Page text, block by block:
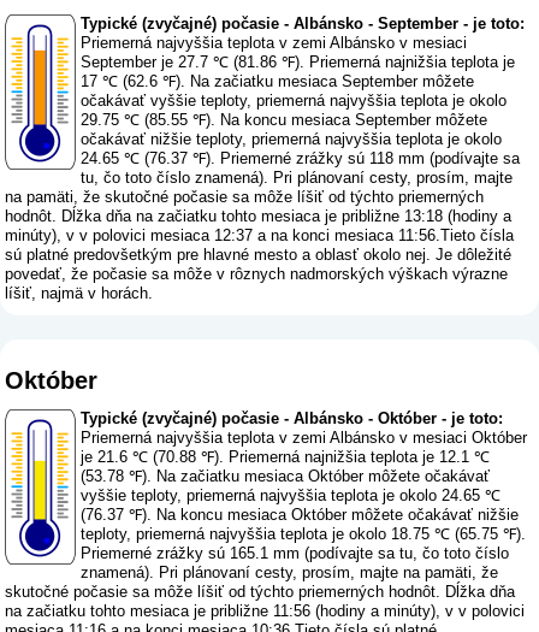
Typické (zvyčajné) počasie - Albánsko - September - je toto:
Priemerná najvyššia teplota v zemi Albánsko v mesiaci
September je 27.7 ℃ (81.86 ℉). Priemerná najnižšia teplota je
17 ℃ (62.6 ℉). Na začiatku mesiaca September môžete
očakávať vyššie teploty, priemerná najvyššia teplota je okolo
29.75 ℃ (85.55 ℉). Na koncu mesiaca September môžete
očakávať nižšie teploty, priemerná najvyššia teplota je okolo
24.65 ℃ (76.37 ℉). Priemerné zrážky sú 118 mm (podívajte sa
tu, čo toto číslo znamená). Pri plánovaní cesty, prosím, majte
na pamäti, že skutočné počasie sa môže líšiť od týchto priemerných
hodnôt. Dĺžka dňa na začiatku tohto mesiaca je približne 13:18 (hodiny a
minúty), v v polovici mesiaca 12:37 a na konci mesiaca 11:56.Tieto čísla
sú platné predovšetkým pre hlavné mesto a oblasť okolo nej. Je dôležité
povedať, že počasie sa môže v rôznych nadmorských výškach výrazne
líšiť, najmä v horách.
Október
Typické (zvyčajné) počasie - Albánsko - Október - je toto:
Priemerná najvyššia teplota v zemi Albánsko v mesiaci Október
je 21.6 ℃ (70.88 ℉). Priemerná najnižšia teplota je 12.1 ℃
(53.78 ℉). Na začiatku mesiaca Október môžete očakávať
vyššie teploty, priemerná najvyššia teplota je okolo 24.65 ℃
(76.37 ℉). Na koncu mesiaca Október môžete očakávať nižšie
teploty, priemerná najvyššia teplota je okolo 18.75 ℃ (65.75 ℉).
Priemerné zrážky sú 165.1 mm (podívajte sa tu, čo toto číslo
znamená). Pri plánovaní cesty, prosím, majte na pamäti, že
skutočné počasie sa môže líšiť od týchto priemerných hodnôt. Dĺžka dňa
na začiatku tohto mesiaca je približne 11:56 (hodiny a minúty), v v polovici